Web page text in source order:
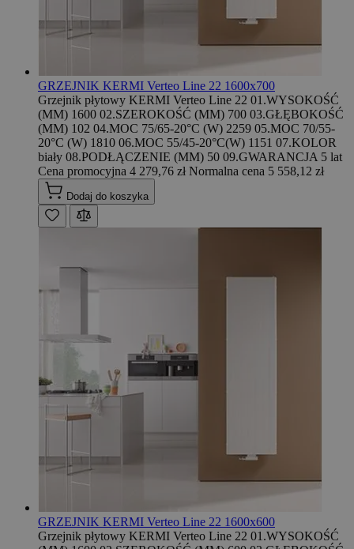
GRZEJNIK KERMI Verteo Line 22 1600x700
Grzejnik płytowy KERMI Verteo Line 22 01.WYSOKOŚĆ
(MM) 1600 02.SZEROKOŚĆ (MM) 700 03.GŁĘBOKOŚĆ
(MM) 102 04.MOC 75/65-20°C (W) 2259 05.MOC 70/55-
20°C (W) 1810 06.MOC 55/45-20°C(W) 1151 07.KOLOR
biały 08.PODŁĄCZENIE (MM) 50 09.GWARANCJA 5 lat
Cena promocyjna 4 279,76 zł Normalna cena 5 558,12 zł
Dodaj do koszyka
GRZEJNIK KERMI Verteo Line 22 1600x600
Grzejnik płytowy KERMI Verteo Line 22 01.WYSOKOŚĆ